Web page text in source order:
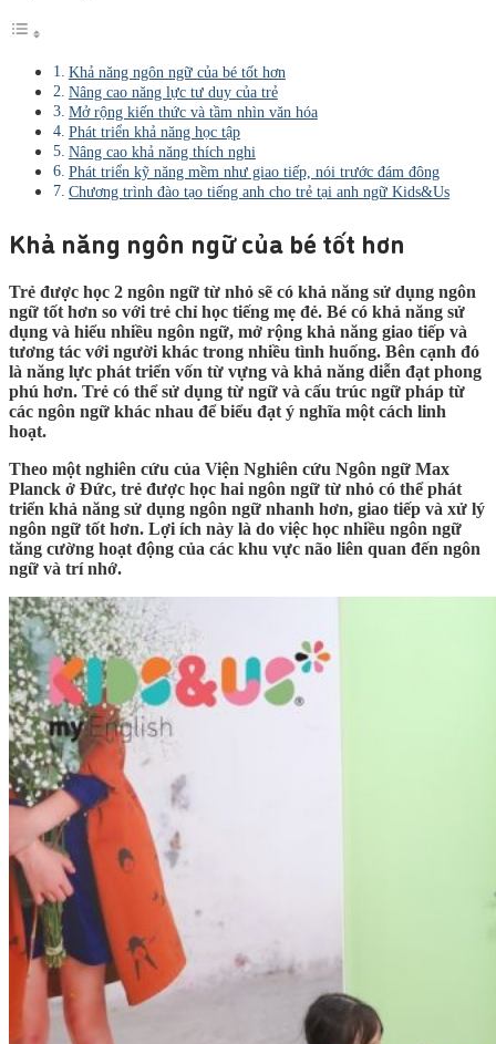
Khả năng ngôn ngữ của bé tốt hơn
Nâng cao năng lực tư duy của trẻ
Mở rộng kiến thức và tầm nhìn văn hóa
Phát triển khả năng học tập
Nâng cao khả năng thích nghi
Phát triển kỹ năng mềm như giao tiếp, nói trước đám đông
Chương trình đào tạo tiếng anh cho trẻ tại anh ngữ Kids&Us
Khả năng ngôn ngữ của bé tốt hơn
Trẻ được học 2 ngôn ngữ từ nhỏ sẽ có khả năng sử dụng ngôn
ngữ tốt hơn so với trẻ chỉ học tiếng mẹ đẻ. Bé có khả năng sử
dụng và hiểu nhiều ngôn ngữ, mở rộng khả năng giao tiếp và
tương tác với người khác trong nhiều tình huống. Bên cạnh đó
là năng lực phát triển vốn từ vựng và khả năng diễn đạt phong
phú hơn. Trẻ có thể sử dụng từ ngữ và cấu trúc ngữ pháp từ
các ngôn ngữ khác nhau để biểu đạt ý nghĩa một cách linh
hoạt.
Theo một nghiên cứu của Viện Nghiên cứu Ngôn ngữ Max
Planck ở Đức, trẻ được học hai ngôn ngữ từ nhỏ có thể phát
triển khả năng sử dụng ngôn ngữ nhanh hơn, giao tiếp và xử lý
ngôn ngữ tốt hơn. Lợi ích này là do việc học nhiều ngôn ngữ
tăng cường hoạt động của các khu vực não liên quan đến ngôn
ngữ và trí nhớ.